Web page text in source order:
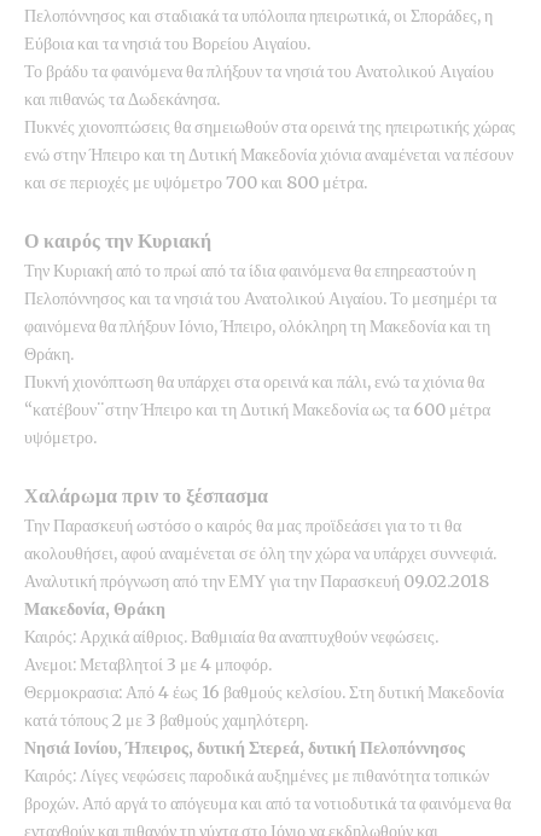
Πελοπόννησος και σταδιακά τα υπόλοιπα ηπειρωτικά, οι Σποράδες, η
Εύβοια και τα νησιά του Βορείου Αιγαίου.
Το βράδυ τα φαινόμενα θα πλήξουν τα νησιά του Ανατολικού Αιγαίου
και πιθανώς τα Δωδεκάνησα.
Πυκνές χιονοπτώσεις θα σημειωθούν στα ορεινά της ηπειρωτικής χώρας
ενώ στην Ήπειρο και τη Δυτική Μακεδονία χιόνια αναμένεται να πέσουν
και σε περιοχές με υψόμετρο 700 και 800 μέτρα.
Ο καιρός την Κυριακή
Την Κυριακή από το πρωί από τα ίδια φαινόμενα θα επηρεαστούν η
Πελοπόννησος και τα νησιά του Ανατολικού Αιγαίου. Το μεσημέρι τα
φαινόμενα θα πλήξουν Ιόνιο, Ήπειρο, ολόκληρη τη Μακεδονία και τη
Θράκη.
Πυκνή χιονόπτωση θα υπάρχει στα ορεινά και πάλι, ενώ τα χιόνια θα
“κατέβουν¨στην Ήπειρο και τη Δυτική Μακεδονία ως τα 600 μέτρα
υψόμετρο.
Χαλάρωμα πριν το ξέσπασμα
Την Παρασκευή ωστόσο ο καιρός θα μας προϊδεάσει για το τι θα
ακολουθήσει, αφού αναμένεται σε όλη την χώρα να υπάρχει συννεφιά.
Αναλυτική πρόγνωση από την ΕΜΥ για την Παρασκευή 09.02.2018
Μακεδονία, Θράκη
Καιρός: Αρχικά αίθριος. Βαθμιαία θα αναπτυχθούν νεφώσεις.
Ανεμοι: Μεταβλητοί 3 με 4 μποφόρ.
Θερμοκρασια: Από 4 έως 16 βαθμούς κελσίου. Στη δυτική Μακεδονία
κατά τόπους 2 με 3 βαθμούς χαμηλότερη.
Νησιά Ιονίου, Ήπειρος, δυτική Στερεά, δυτική Πελοπόννησος
Καιρός: Λίγες νεφώσεις παροδικά αυξημένες με πιθανότητα τοπικών
βροχών. Από αργά το απόγευμα και από τα νοτιοδυτικά τα φαινόμενα θα
ενταχθούν και πιθανόν τη νύχτα στο Ιόνιο να εκδηλωθούν και